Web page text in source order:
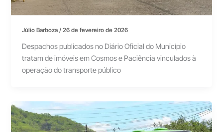
Júlio Barboza/26 de fevereiro de 2026
Despachos publicados no Diário Oficial do Município
tratam de imóveis em Cosmos e Paciência vinculados à
operação do transporte público